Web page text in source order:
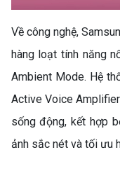
Về công nghệ,
hàng loạt tính năng
Ambient Mode. Hệ
Active Voice
sống động, kết hợp
ảnh sắc nét và tối ưu